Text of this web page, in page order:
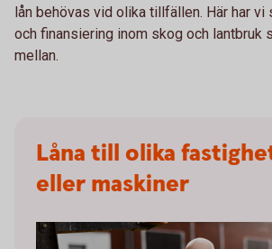
lån behövas vid olika tillfällen. Här har vi
och finansiering inom skog och lantbruk
mellan.
Låna till olika
eller maskiner